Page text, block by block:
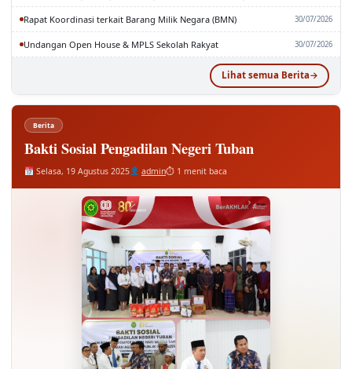
Rapat Koordinasi terkait Barang Milik Negara (BMN) 30/07/2026
Undangan Open House & MPLS Sekolah Rakyat 30/07/2026
Lihat semua Berita
Berita
Bakti Sosial Pengadilan Negeri Tuban
Selasa, 19 Agustus 2025 admin⏱ 1 menit baca